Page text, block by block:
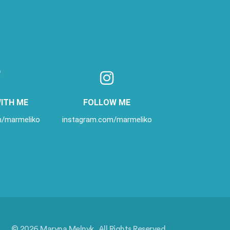
ME
marmeliko
FOLLOW ME
instagram.com/marmeliko